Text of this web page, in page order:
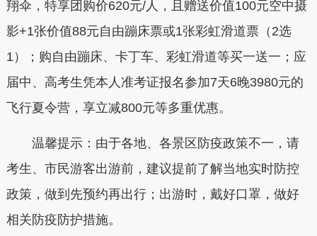
翔伞，特享团购价620元/人，且赠送价值100元空中摄
影+1张价值88元自由蹦床票或1张彩虹滑道票（2选
1）；购自由蹦床、卡丁车、彩虹滑道等买一送一；应
届中、高考生凭本人准考证报名参加7天6晚3980元的
飞行夏令营，享立减800元等多重优惠。
温馨提示：由于各地、各景区防疫政策不一，请
考生、市民游客出游前，建议提前了解当地实时防控
政策，做到先预约再出行；出游时，戴好口罩，做好
相关防疫防护措施。